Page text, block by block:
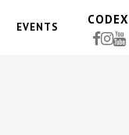
EVENTS
CODEX